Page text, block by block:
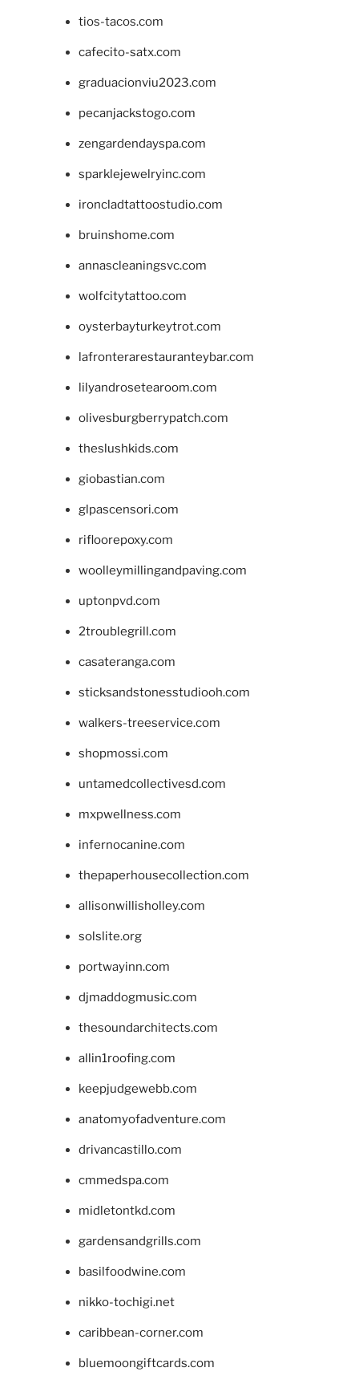
tios-tacos.com
cafecito-satx.com
graduacionviu2023.com
pecanjackstogo.com
zengardendayspa.com
sparklejewelryinc.com
ironcladtattoostudio.com
bruinshome.com
annascleaningsvc.com
wolfcitytattoo.com
oysterbayturkeytrot.com
lafronterarestauranteybar.com
lilyandrosetearoom.com
olivesburgberrypatch.com
theslushkids.com
giobastian.com
glpascensori.com
rifloorepoxy.com
woolleymillingandpaving.com
uptonpvd.com
2troublegrill.com
casateranga.com
sticksandstonesstudiooh.com
walkers-treeservice.com
shopmossi.com
untamedcollectivesd.com
mxpwellness.com
infernocanine.com
thepaperhousecollection.com
allisonwillisholley.com
solslite.org
portwayinn.com
djmaddogmusic.com
thesoundarchitects.com
allin1roofing.com
keepjudgewebb.com
anatomyofadventure.com
drivancastillo.com
cmmedspa.com
midletontkd.com
gardensandgrills.com
basilfoodwine.com
nikko-tochigi.net
caribbean-corner.com
bluemoongiftcards.com